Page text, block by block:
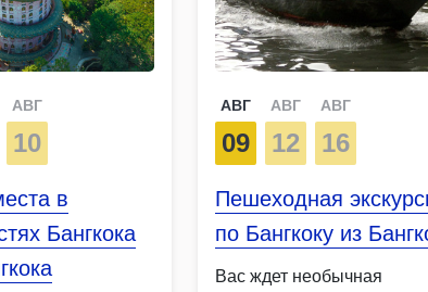
АВГ
10
в
Бангкока
АВГ
09
АВГ
12
АВГ
16
Пешеходная
по Бангкоку из
Вас ждет необычная